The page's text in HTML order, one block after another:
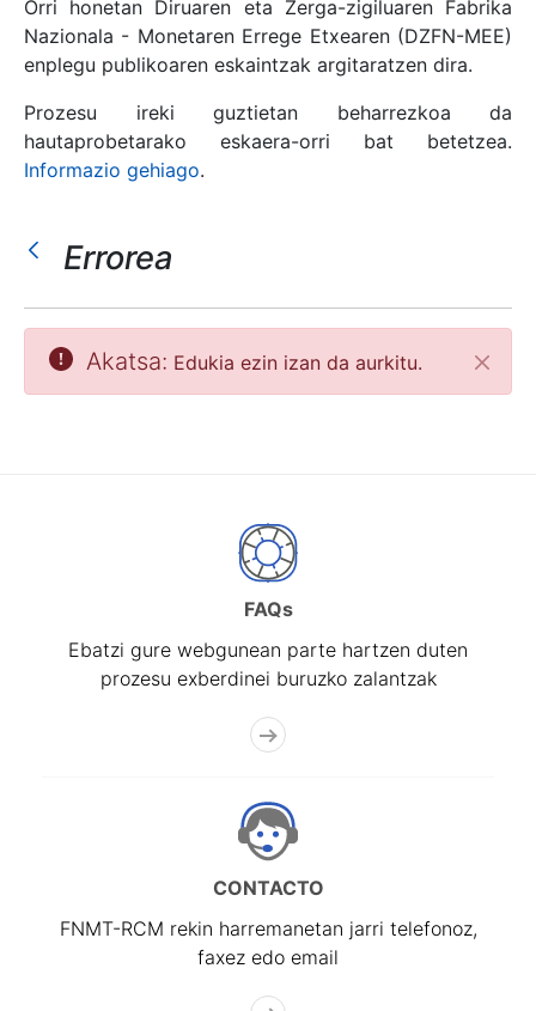
Erakutsi/Ezkutatu
Orri honetan Diruaren eta Zerga-zigiluaren Fabrika
Nazionala - Monetaren Errege Etxearen (DZFN-MEE)
enplegu publikoaren eskaintzak argitaratzen dira.
Prozesu ireki guztietan beharrezkoa da
hautaprobetarako eskaera-orri bat betetzea.
Informazio gehiago.
Errorea
Itxi
Akatsa: Edukia ezin izan da aurkitu.
FAQs
Ebatzi gure webgunean parte hartzen duten
prozesu exberdinei buruzko zalantzak
CONTACTO
FNMT-RCM rekin harremanetan jarri telefonoz,
faxez edo email